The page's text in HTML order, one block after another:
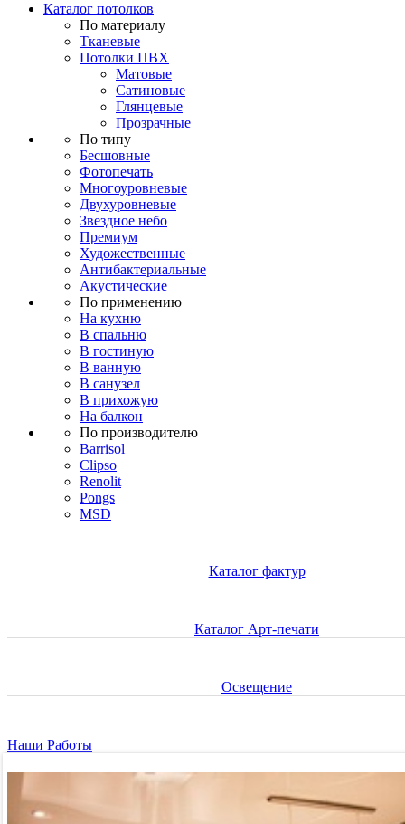
Каталог потолков
По материалу
Тканевые
Потолки ПВХ
Матовые
Сатиновые
Глянцевые
Прозрачные
По типу
Бесшовные
Фотопечать
Многоуровневые
Двухуровневые
Звездное небо
Премиум
Художественные
Антибактериальные
Акустические
По применению
На кухню
В спальню
В гостиную
В ванную
В санузел
В прихожую
На балкон
По производителю
Barrisol
Clipso
Renolit
Pongs
MSD
Каталог фактур
Каталог Арт-печати
Освещение
Наши Работы